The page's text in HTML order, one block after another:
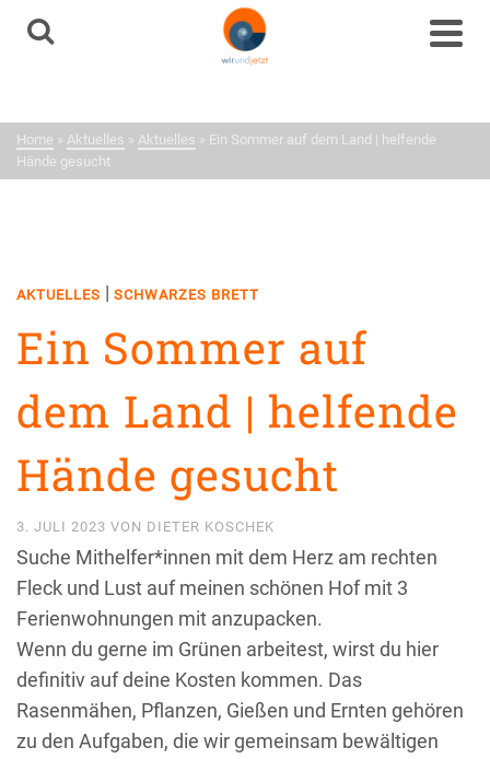
Neuigkeiten aus dem
Home » Aktuelles » Aktuelles » Ein Sommer auf dem Land | helfende
Hände gesucht
AKTUELLES | SCHWARZES BRETT
Ein Sommer auf
dem Land | helfende
Hände gesucht
3. JULI 2023 VON DIETER KOSCHEK
Suche Mithelfer*innen mit dem Herz am rechten
Fleck und Lust auf meinen schönen Hof mit 3
Ferienwohnungen mit anzupacken.
Wenn du gerne im Grünen arbeitest, wirst du hier
definitiv auf deine Kosten kommen. Das
Rasenmähen, Pflanzen, Gießen und Ernten gehören
zu den Aufgaben, die wir gemeinsam bewältigen